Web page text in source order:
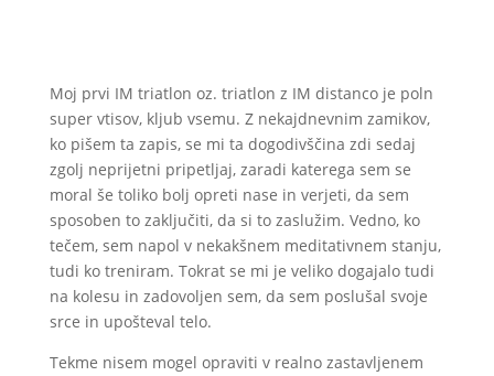
Moj prvi IM triatlon oz. triatlon z IM distanco je poln
super vtisov, kljub vsemu. Z nekajdnevnim zamikov,
ko pišem ta zapis, se mi ta dogodivščina zdi sedaj
zgolj neprijetni pripetljaj, zaradi katerega sem se
moral še toliko bolj opreti nase in verjeti, da sem
sposoben to zaključiti, da si to zaslužim. Vedno, ko
tečem, sem napol v nekakšnem meditativnem stanju,
tudi ko treniram. Tokrat se mi je veliko dogajalo tudi
na kolesu in zadovoljen sem, da sem poslušal svoje
srce in upošteval telo.
Tekme nisem mogel opraviti v realno zastavljenem